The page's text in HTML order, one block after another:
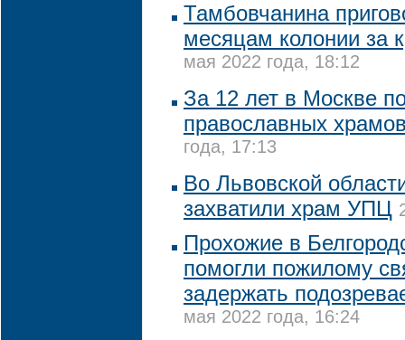
Тамбовчанина
месяцам колонии за
мая 2022 года, 18:12
За 12 лет в Москве
православных
года, 17:13
Во Львовской
захватили храм УПЦ
Прохожие в
помогли пожилому
задержать
мая 2022 года, 16:24